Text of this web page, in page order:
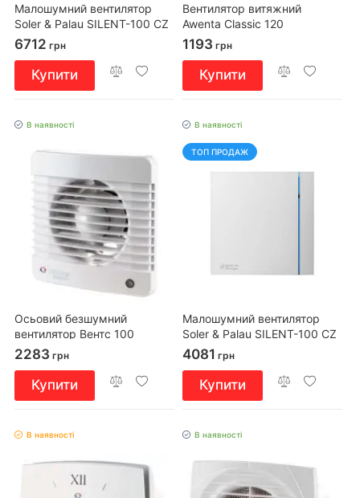
Малошумний вентилятор
Soler & Palau SILENT-100 CZ
DESIGN SWAROVSKI
6712 грн
Купити
Вентилятор витяжний
Awenta Classic 120
1193 грн
Купити
В наявності
Осьовий безшумний
вентилятор Вентс 100
Сілента-МТ К
2283 грн
Купити
В наявності
ТОП ПРОДАЖ
Малошумний вентилятор
Soler & Palau SILENT-100 CZ
DESIGN 3C
4081 грн
Купити
В наявності В наявності